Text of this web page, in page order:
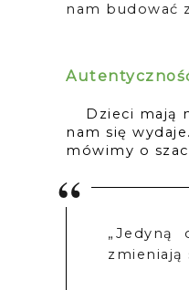
nam budować
Dzieci mają
nam się
mówimy o
„Jedyną
zmieniają